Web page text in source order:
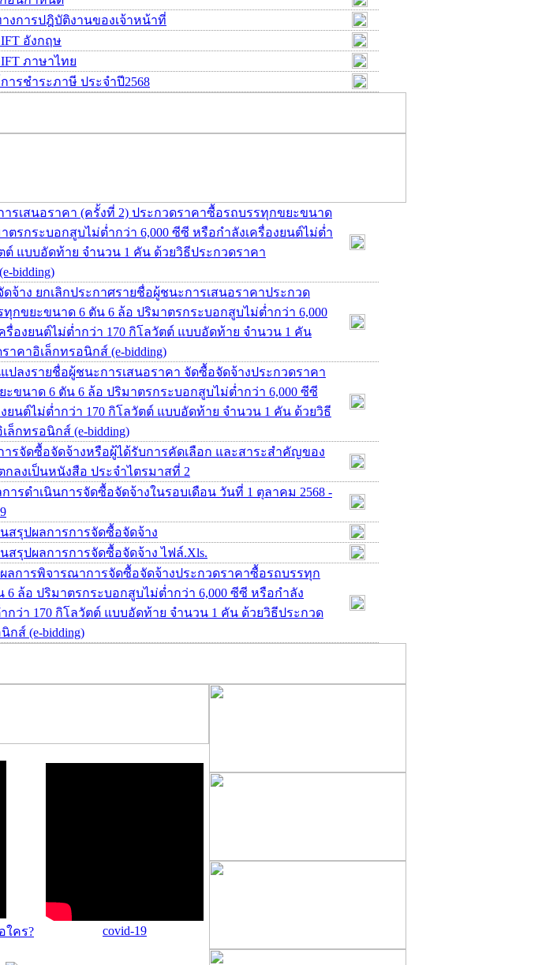
งการปฎิบัติงานของเจ้าหน้าที่
อังกฤษ
ภาษาไทย
รชำระภาษี ประจำปี2568
รเสนอราคา (ครั้งที่ 2) ประกวดราคาซื้อรถบรรทุกขยะขนาด
ตรกระบอกสูบไม่ต่ำกว่า 6,000 ซีซี หรือกำลังเครื่องยนต์ไม่ต่ำ
ต์ แบบอัดท้าย จำนวน 1 คัน ด้วยวิธีประกวดราคา
bidding)
จ้าง ยกเลิกประกาศรายชื่อผู้ชนะการเสนอราคาประกวด
กขยะขนาด 6 ตัน 6 ล้อ ปริมาตรกระบอกสูบไม่ต่ำกว่า 6,000
รื่องยนต์ไม่ต่ำกว่า 170 กิโลวัตต์ แบบอัดท้าย จำนวน 1 คัน
าคาอิเล็กทรอนิกส์ (e-bidding)
ปลงรายชื่อผู้ชนะการเสนอราคา จัดซื้อจัดจ้างประกวดราคา
ขนาด 6 ตัน 6 ล้อ ปริมาตรกระบอกสูบไม่ต่ำกว่า 6,000 ซีซี
ยนต์ไม่ต่ำกว่า 170 กิโลวัตต์ แบบอัดท้าย จำนวน 1 คัน ด้วยวิธี
ล็กทรอนิกส์ (e-bidding)
รจัดซื้อจัดจ้างหรือผู้ได้รับการคัดเลือก และสาระสำคัญของ
ลงเป็นหนังสือ ประจำไตรมาสที่ 2
การดำเนินการจัดซื้อจัดจ้างในรอบเดือน วันที่ 1 ตุลาคม 2568 -
นสรุปผลการการจัดซื้อจัดจ้าง
นสรุปผลการการจัดซื้อจัดจ้าง ไฟล์.Xls.
ลการพิจารณาการจัดซื้อจัดจ้างประกวดราคาซื้อรถบรรทุก
6 ล้อ ปริมาตรกระบอกสูบไม่ต่ำกว่า 6,000 ซีซี หรือกำลัง
กว่า 170 กิโลวัตต์ แบบอัดท้าย จำนวน 1 คัน ด้วยวิธีประกวด
กส์ (e-bidding)
ใคร? covid-19